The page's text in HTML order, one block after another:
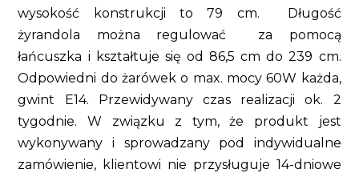
wysokość konstrukcji to 79 cm. Długość
żyrandola można regulować za pomocą
łańcuszka i kształtuje się od 86,5 cm do 239 cm.
Odpowiedni do żarówek o max. mocy 60W każda,
gwint E14. Przewidywany czas realizacji ok. 2
tygodnie. W związku z tym, że produkt jest
wykonywany i sprowadzany pod indywidualne
zamówienie, klientowi nie przysługuje 14-dniowe